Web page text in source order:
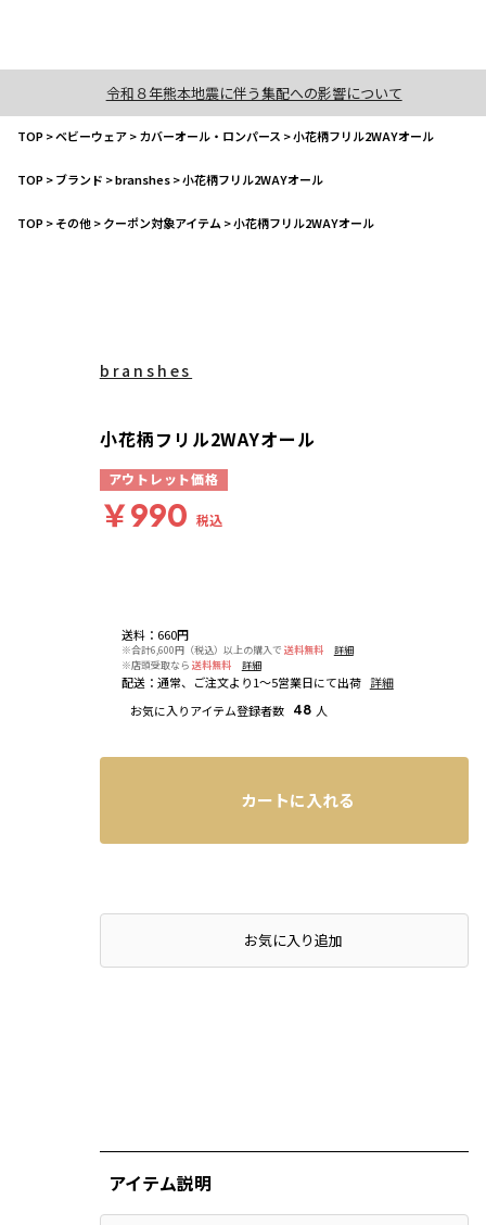
令和８年熊本地震に伴う集配への影響について
TOP>ベビーウェア>カバーオール・ロンパース >小花柄フリル2WAYオール
TOP>ブランド >branshes>小花柄フリル2WAYオール
TOP>その他>クーポン対象アイテム >小花柄フリル2WAYオール
送料： 660円
※合計6,600円（税込）以上の購入で 送料無料
詳細
※店頭受取なら 送料無料 詳細
配送： 通常、ご注文より1～5営業日にて出荷 詳細
お気に入りアイテム登録者数
48 人
branshes
小花柄フリル2WAYオール
アウトレット価格
￥990 税込
カートに入れる
お気に入り追加
アイテム説明